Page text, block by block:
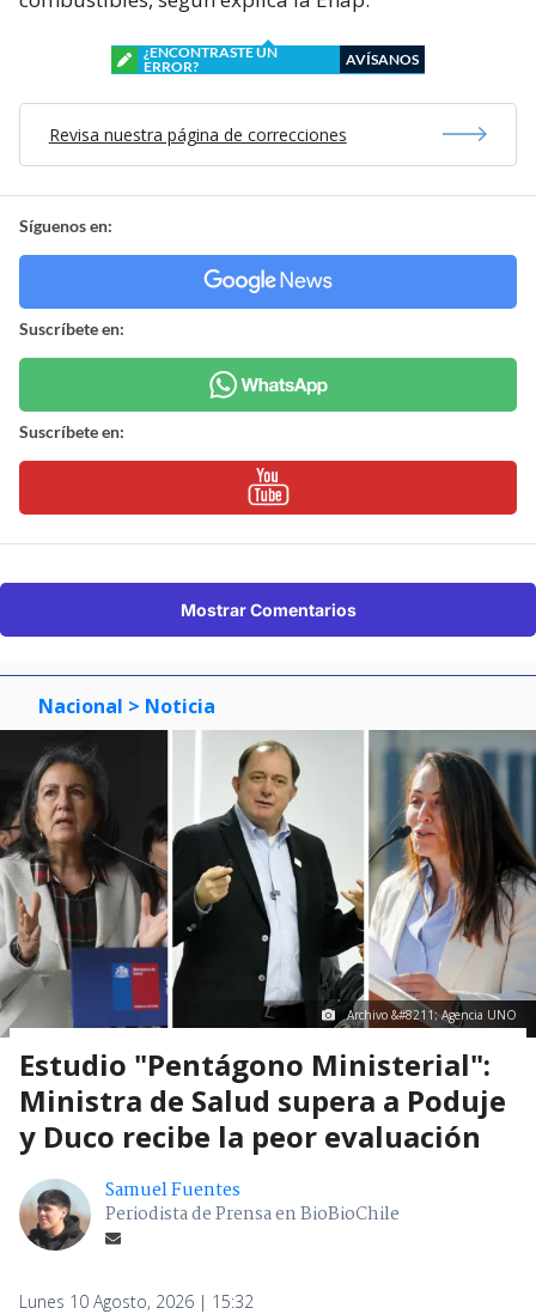
¿ENCONTRASTE UN
ERROR?
AVÍSANOS
Revisa nuestra página de correcciones
Síguenos en:
Suscríbete en:
Suscríbete en:
Mostrar Comentarios
Nacional > Noticia
Archivo &#8211; Agencia UNO
Estudio "Pentágono Ministerial":
Ministra de Salud supera a Poduje
y Duco recibe la peor evaluación
Samuel Fuentes
Periodista de Prensa en BioBioChile
Lunes 10 Agosto, 2026 | 15:32